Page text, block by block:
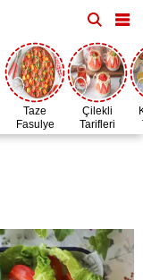
Taze
Fasulye
Zamanı
Çilekli
Tarifleri